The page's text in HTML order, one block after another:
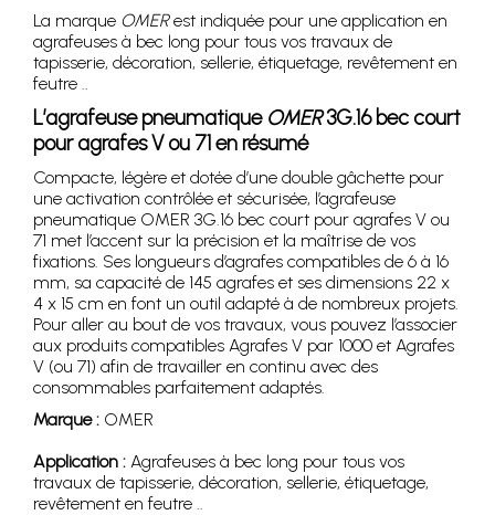
La marque OMERest indiquée pour une application en
agrafeuses à bec long pour tous vos travaux de
tapisserie, décoration, sellerie, étiquetage, revêtement en
feutre ..
L’agrafeuse pneumatique OMER3G.16 bec court
pour agrafes V ou 71 en résumé
Compacte, légère et dotée d’une double gâchette pour
une activation contrôlée et sécurisée, l’agrafeuse
pneumatique OMER 3G.16 bec court pour agrafes V ou
71 met l’accent sur la précision et la maîtrise de vos
fixations. Ses longueurs d’agrafes compatibles de 6 à 16
mm, sa capacité de 145 agrafes et ses dimensions 22 x
4 x 15 cm en font un outil adapté à de nombreux projets.
Pour aller au bout de vos travaux, vous pouvez l’associer
aux produits compatibles Agrafes V par 1000 et Agrafes
V (ou 71) afin de travailler en continu avec des
consommables parfaitement adaptés.
Marque : OMER
Application : Agrafeuses à bec long pour tous vos
travaux de tapisserie, décoration, sellerie, étiquetage,
revêtement en feutre ..